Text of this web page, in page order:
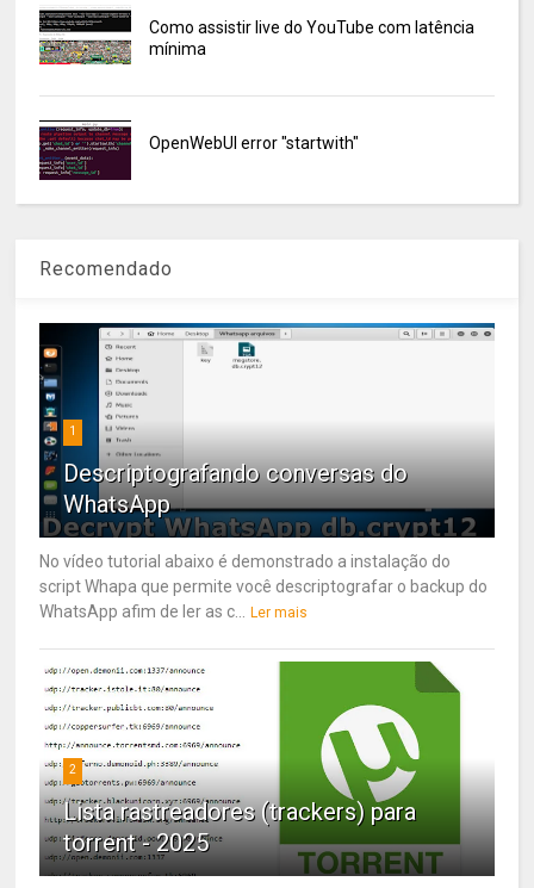
Como assistir live do YouTube com latência
mínima
OpenWebUI error "startwith"
Recomendado
1
Descriptografando conversas do
WhatsApp
No vídeo tutorial abaixo é demonstrado a instalação do
script Whapa que permite você descriptografar o backup do
WhatsApp afim de ler as c...
Ler mais
2
Lista rastreadores (trackers) para
torrent - 2025